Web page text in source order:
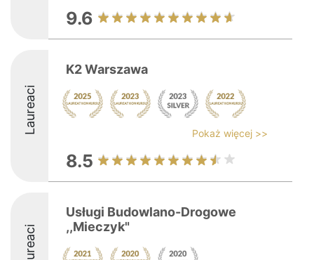
9.6
Laureaci
K2 Warszawa
Pokaż więcej >>
8.5
Laureaci
Usługi Budowlano-Drogowe
,,Mieczyk"